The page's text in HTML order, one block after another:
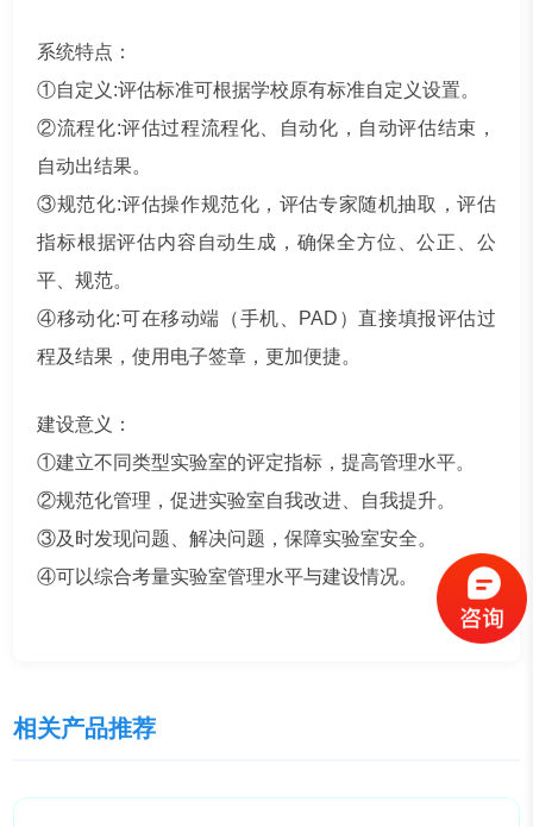
系统特点：
①自定义:评估标准可根据学校原有标准自定义设置。
②流程化:评估过程流程化、自动化，自动评估结束，
自动出结果。
③规范化:评估操作规范化，评估专家随机抽取，评估
指标根据评估内容自动生成，确保全方位、公正、公
平、规范。
④移动化:可在移动端（手机、PAD）直接填报评估过
程及结果，使用电子签章，更加便捷。
建设意义：
①建立不同类型实验室的评定指标，提高管理水平。
②规范化管理，促进实验室自我改进、自我提升。
③及时发现问题、解决问题，保障实验室安全。
④可以综合考量实验室管理水平与建设情况。
相关产品推荐